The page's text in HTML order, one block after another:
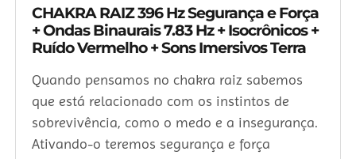
CHAKRA RAIZ 396 Hz Segurança e Força
+ Ondas Binaurais 7.83 Hz + Isocrônicos +
Ruído Vermelho + Sons Imersivos Terra
Quando pensamos no chakra raiz sabemos
que está relacionado com os instintos de
sobrevivência, como o medo e a insegurança.
Ativando-o teremos segurança e força